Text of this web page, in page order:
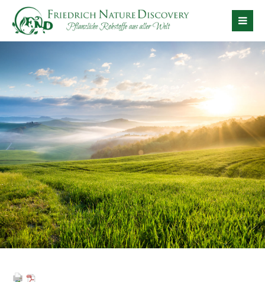
Der Eintrag "offcanvas-col1" existiert leider nicht.
Der Eintrag "offcanvas-col2" existiert leider nicht.
Der Eintrag "offcanvas-col3" existiert leider nicht.
Der Eintrag "offcanvas-col4" existiert leider nicht.